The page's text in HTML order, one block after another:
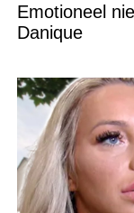
Emotioneel
Danique